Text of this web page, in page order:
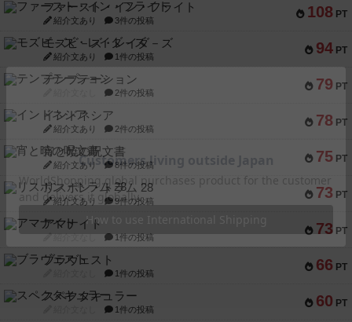
108 PT
ファースト・イン・フライト
紹介文あり 3件の投稿
94 PT
モズビ－ズ・レイダ－ズ
紹介文あり 1件の投稿
79 PT
テンプテーション
2件の投稿
78 PT
インドネシア
紹介文あり 2件の投稿
75 PT
宵と暁の呪文書
紹介文あり 8件の投稿
73 PT
リスボン・トラム 28
紹介文あり 9件の投稿
73 PT
アマナイト
紹介文なし 1件の投稿
66 PT
ブラヴェスト
1件の投稿
60 PT
スペクタキュラー
1件の投稿